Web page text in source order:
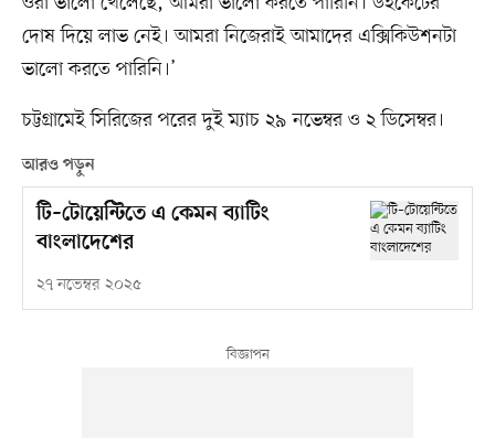
দোষ দিয়ে লাভ নেই। আমরা নিজেরাই আমাদের এক্সিকিউশনটা
ভালো করতে পারিনি।’
চট্টগ্রামেই সিরিজের পরের দুই ম্যাচ ২৯ নভেম্বর ও ২ ডিসেম্বর।
আরও পড়ুন
টি–টোয়েন্টিতে এ কেমন ব্যাটিং
বাংলাদেশের
২৭ নভেম্বর ২০২৫